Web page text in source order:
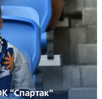
"Спартак"